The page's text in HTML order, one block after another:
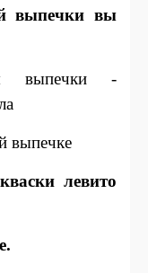
выпечки вы
выпечки -
выпечке
левито